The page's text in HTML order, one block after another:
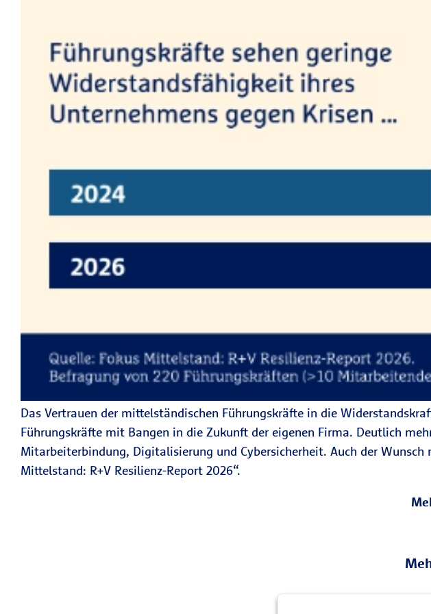
Das Vertrauen der mittelständischen Führungskräfte in die
Führungskräfte mit Bangen in die Zukunft der eigenen Firma. Deutlich
Mitarbeiterbindung, Digitalisierung und Cybersicherheit. Auch der
Mittelstand: R+V Resilienz-Report 2026“.